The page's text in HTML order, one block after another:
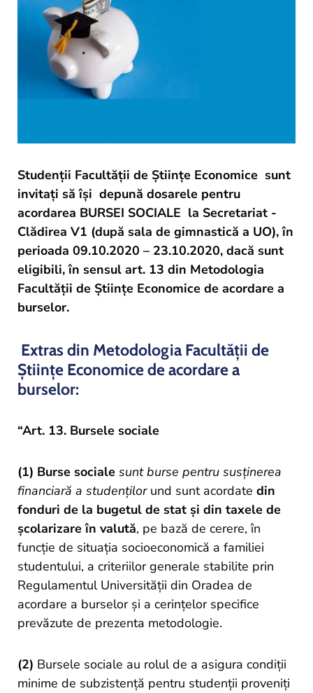
Projekte
Studenții Facultății de Științe Economice sunt
invitați să își depună dosarele pentru
acordarea BURSEI SOCIALE la Secretariat -
Clădirea V1 (după sala de gimnastică a UO), în
perioada 09.10.2020 – 23.10.2020, dacă sunt
eligibili, în sensul art. 13 din Metodologia
Facultății de Științe Economice de acordare a
burselor.
Extras din Metodologia Facultății de
Științe Economice de acordare a
burselor:
“Art. 13. Bursele sociale
(1) Burse sociale sunt burse pentru susținerea
financiară a studenților und sunt acordate din
fonduri de la bugetul de stat și din taxele de
școlarizare în valută, pe bază de cerere, în
funcție de situația socioeconomică a familiei
studentului, a criteriilor generale stabilite prin
Regulamentul Universității din Oradea de
acordare a burselor și a cerințelor specifice
prevăzute de prezenta metodologie.
(2) Bursele sociale au rolul de a asigura condiții
minime de subzistență pentru studenții proveniți